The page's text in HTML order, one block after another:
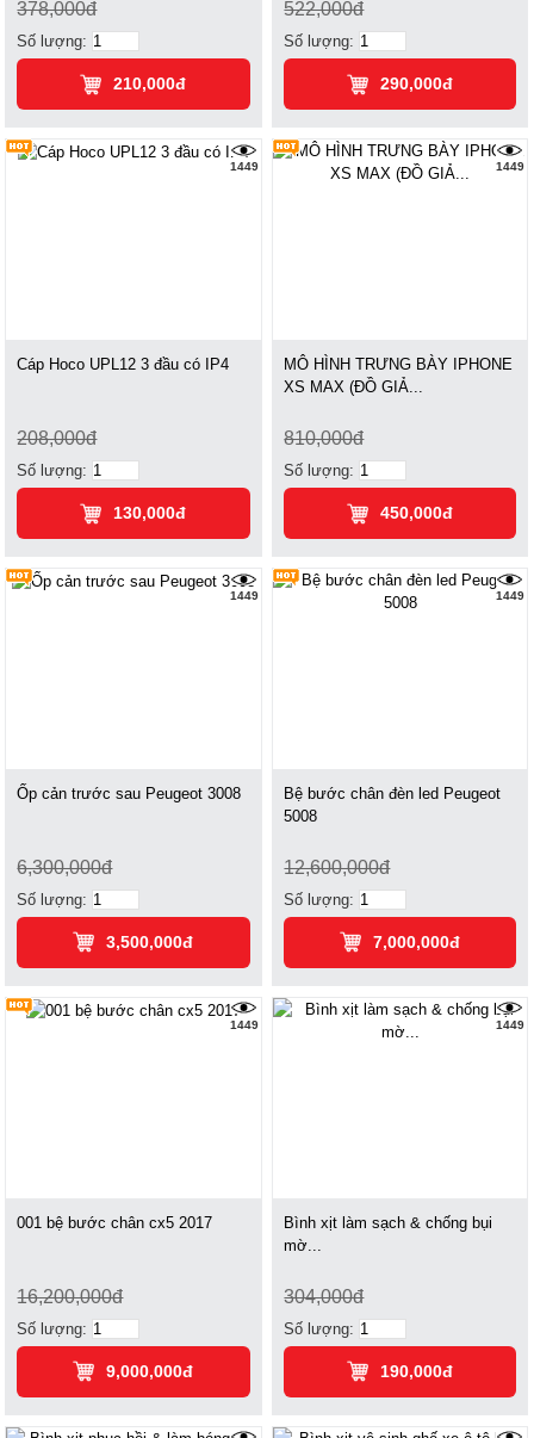
378,000đ
Số lượng:
210,000đ
522,000đ
Số lượng:
290,000đ
1449
Cáp Hoco UPL12 3 đầu có IP4
208,000đ
Số lượng:
130,000đ
1449
MÔ HÌNH TRƯNG BÀY IPHONE
XS MAX (ĐỒ GIẢ...
810,000đ
Số lượng:
450,000đ
1449
Ốp cản trước sau Peugeot 3008
6,300,000đ
Số lượng:
3,500,000đ
1449
Bệ bước chân đèn led Peugeot
5008
12,600,000đ
Số lượng:
7,000,000đ
1449
001 bệ bước chân cx5 2017
16,200,000đ
Số lượng:
9,000,000đ
1449
Bình xịt làm sạch & chống bụi
mờ...
304,000đ
Số lượng:
190,000đ